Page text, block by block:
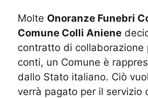
Molte Onoranze Funebri
Comune Colli Aniene
contratto di collaborazione
conti, un Comune è
dallo Stato italiano. Ciò
verrà pagato per il servizio